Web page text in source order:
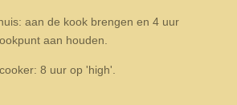
aan de kook brengen en 4 uur
aan houden.
8 uur op 'high'.